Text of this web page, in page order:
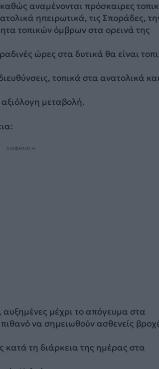
αναμένονται πρόσκαιρες
ηπειρωτικά, τις Σποράδες,
τοπικών όμβρων στα ορεινά της
ώρες στα δυτικά θα είναι
τοπικά στα ανατολικά
μεταβολή.
ΔΙΑΦΗΜΙΣΗ
μέχρι το απόγευμα στα
να σημειωθούν ασθενείς
κατά τη διάρκεια της ημέρας στα